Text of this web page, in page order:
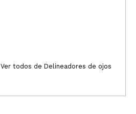
Ver todos de Delineadores de ojos